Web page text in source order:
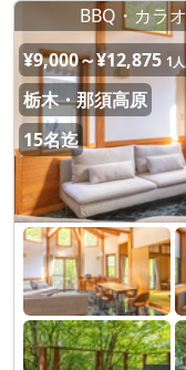
BBQ・カラ
¥9,000～¥12,875 1
栃木・那須高原
15名迄